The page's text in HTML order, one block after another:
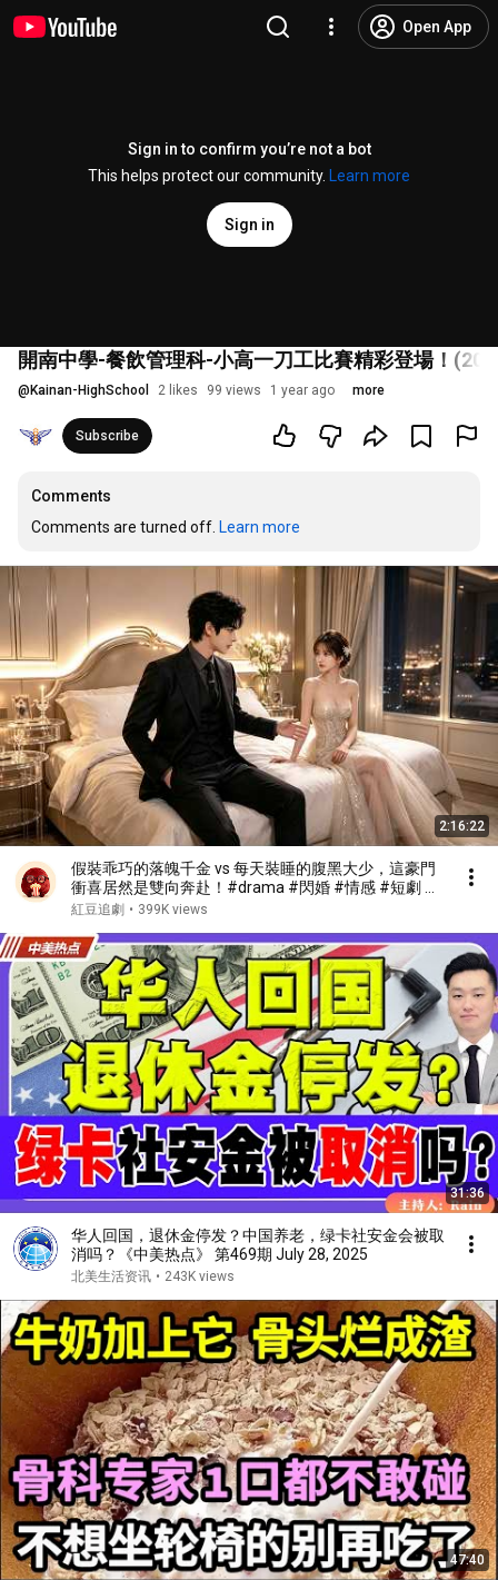
Open App
Sign in to confirm you’re not a bot
This helps protect our community.
Learn more
Sign in
開南中學-餐飲管理科-小高一刀工比賽精彩登場！
@ Kainan-HighSchool 2 likes 99 views 1 year ago more
Subscribe
Comments
Comments are turned off. Learn more
2:16:22
假裝乖巧的落魄千金 vs 每天裝睡的腹黑大少，這豪門
衝喜居然是雙向奔赴！#drama #閃婚 #情感 #短劇 #
女頻 #現代 #甜寵愛情劇
紅豆追劇 • 399K views
31:36
华人回国，退休金停发？中国养老，绿卡社安金会被取
消吗？《中美热点》 第469期 July 28, 2025
北美生活资讯 • 243K views
47:40